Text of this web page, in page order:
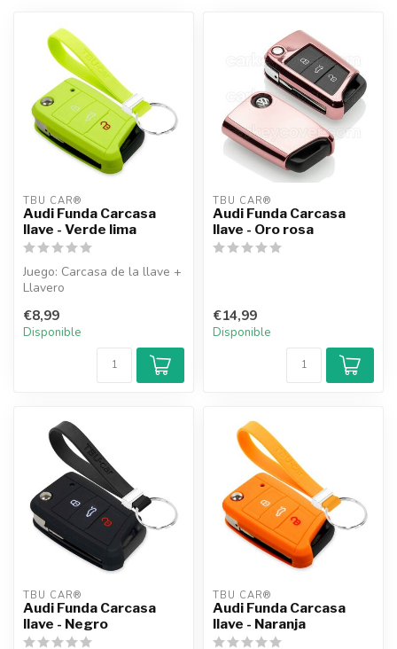
TBU CAR®
Audi Funda Carcasa
llave - Verde lima
Juego: Carcasa de la llave +
Llavero
€8,99
Disponible
TBU CAR®
Audi Funda Carcasa
llave - Oro rosa
€14,99
Disponible
TBU CAR®
Audi Funda Carcasa
llave - Negro
TBU CAR®
Audi Funda Carcasa
llave - Naranja